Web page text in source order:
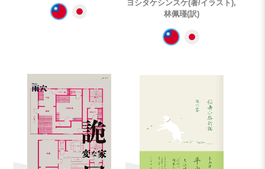
ヨシタケシンスケ(著/イラスト),
林佩瑾(訳)